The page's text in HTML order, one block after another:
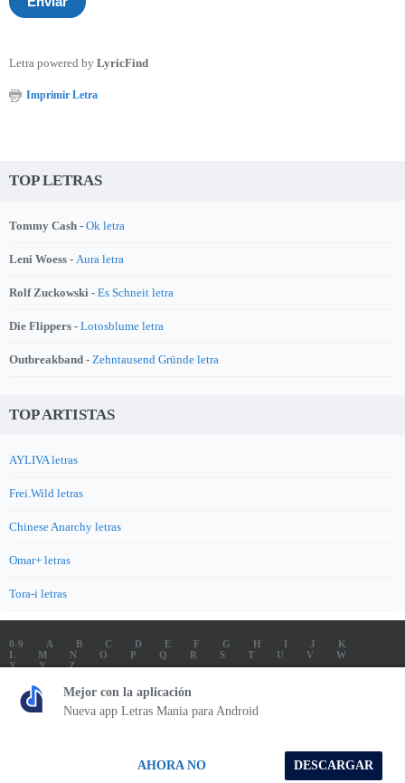
Letra powered by LyricFind
Imprimir Letra
TOP LETRAS
Tommy Cash - Ok letra
Leni Woess - Aura letra
Rolf Zuckowski - Es Schneit letra
Die Flippers - Lotosblume letra
Outbreakband - Zehntausend Gründe letra
TOP ARTISTAS
AYLIVA letras
Frei.Wild letras
Chinese Anarchy letras
Omar+ letras
Tora-i letras
0-9 A B C D E F G H I J
K
L
M N O P Q R S T V
W
X
Y
Z
LETRAS
SOUNDTRACK LETRAS
TOP 100 LETRAS
ENVIA LETRAS
Letrasmania.com - Copyright © 2026 - All Rights Reserved
Mejor con la aplicación
Nueva app Letras Mania para Android
DESCARGAR
AHORA NO